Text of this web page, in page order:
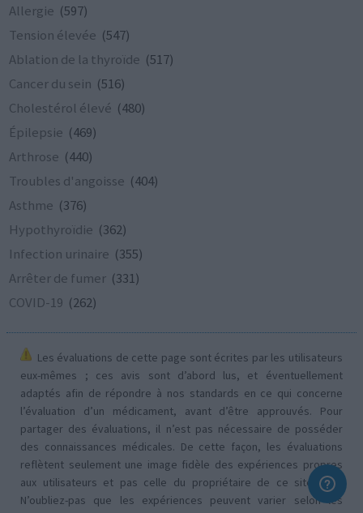
Allergie (597)
Tension élevée (547)
Ablation de la thyroïde (517)
Cancer du sein (516)
Cholestérol élevé (480)
Épilepsie (469)
Arthrose (440)
Troubles d'angoisse (404)
Asthme (376)
Hypothyroïdie (362)
Infection urinaire (355)
Arrêter de fumer (331)
COVID-19 (262)
Les évaluations de cette page sont écrites par les utilisateurs
eux-mêmes ; ces avis sont d’abord lus, et éventuellement
adaptés afin de répondre à nos standards en ce qui concerne
l’évaluation d’un médicament, avant d’être approuvés. Pour
partager des évaluations, il n’est pas nécessaire de posséder
des connaissances médicales. De cette façon, les évaluations
reflètent seulement une image fidèle des expériences propres
aux utilisateurs et pas celle du propriétaire de ce site web.
N’oubliez-pas que les expériences peuvent varier selon les